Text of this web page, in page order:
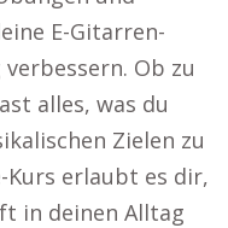
E-Gitarren-
Ob zu
alles, was du
Zielen zu
Kurs erlaubt es dir,
in deinen Alltag